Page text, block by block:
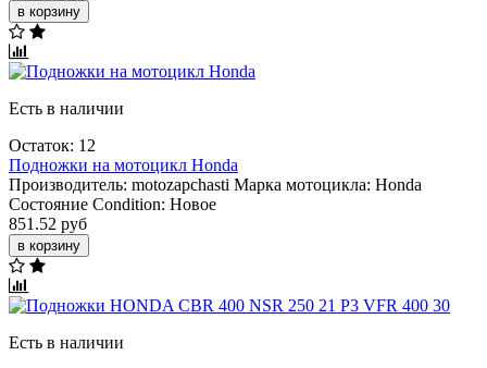
в корзину
Есть в наличии
Остаток: 12
Подножки на мотоцикл Honda
Производитель: motozapchasti Марка мотоцикла: Honda
Состояние Condition: Новое
851.52 руб
в корзину
Есть в наличии